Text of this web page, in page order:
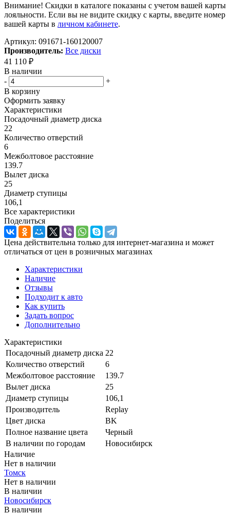
Внимание! Скидки в каталоге показаны с учетом вашей карты
лояльности. Если вы не видите скидку с карты, введите номер
вашей карты в личном кабинете.
Артикул: 091671-160120007
Производитель: Все диски
41 110 ₽
В наличии
-
+
В корзину
Оформить заявку
Характеристики
Посадочный диаметр диска
22
Количество отверстий
6
Межболтовое расстояние
139.7
Вылет диска
25
Диаметр ступицы
106,1
Все характеристики
Поделиться
Цена действительна только для интернет-магазина и может
отличаться от цен в розничных магазинах
Характеристики
Наличие
Отзывы
Подходит к авто
Как купить
Задать вопрос
Дополнительно
Характеристики
Посадочный диаметр диска 22
Количество отверстий
6
Межболтовое расстояние
139.7
Вылет диска
25
Диаметр ступицы
106,1
Производитель
Replay
Цвет диска
BK
Полное название цвета
Черный
В наличии по городам
Новосибирск
Наличие
Нет в наличии
Томск
Нет в наличии
В наличии
Новосибирск
В наличии